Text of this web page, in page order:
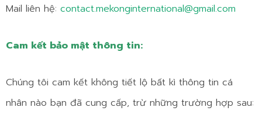
Mail liên hệ: contact.mekonginternational@gmail.com
Cam kết bảo mật thông tin:
Chúng tôi cam kết không tiết lộ bất kì thông tin cá
nhân nào bạn đã cung cấp, trừ những trường hợp sau: